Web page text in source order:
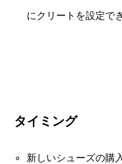
にクリートを設定で
タイミング
新しいシューズの購